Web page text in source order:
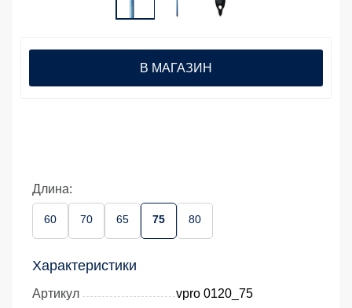
Длина:
60 70 65 75 80
Характеристики
Артикул
vpro 0120_75
В МАГАЗИН